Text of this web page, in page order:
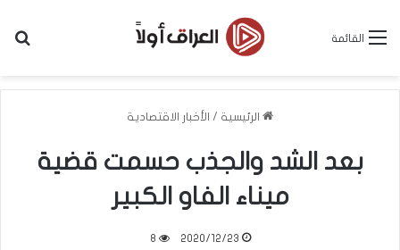
القائمة
الرئيسية / الأخبار الاقتصادية
بعد الشد والجذب حسمت قضية
ميناء الفاو الكبير
2020/12/23
8